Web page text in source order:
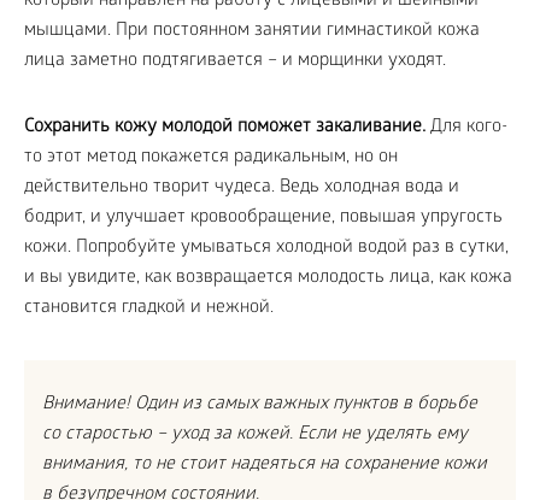
мышцами. При постоянном занятии гимнастикой кожа
лица заметно подтягивается – и морщинки уходят.
Сохранить кожу молодой поможет закаливание. Для кого-
то этот метод покажется радикальным, но он
действительно творит чудеса. Ведь холодная вода и
бодрит, и улучшает кровообращение, повышая упругость
кожи. Попробуйте умываться холодной водой раз в сутки,
и вы увидите, как возвращается молодость лица, как кожа
становится гладкой и нежной.
Внимание! Один из самых важных пунктов в борьбе
со старостью – уход за кожей. Если не уделять ему
внимания, то не стоит надеяться на сохранение кожи
в безупречном состоянии.